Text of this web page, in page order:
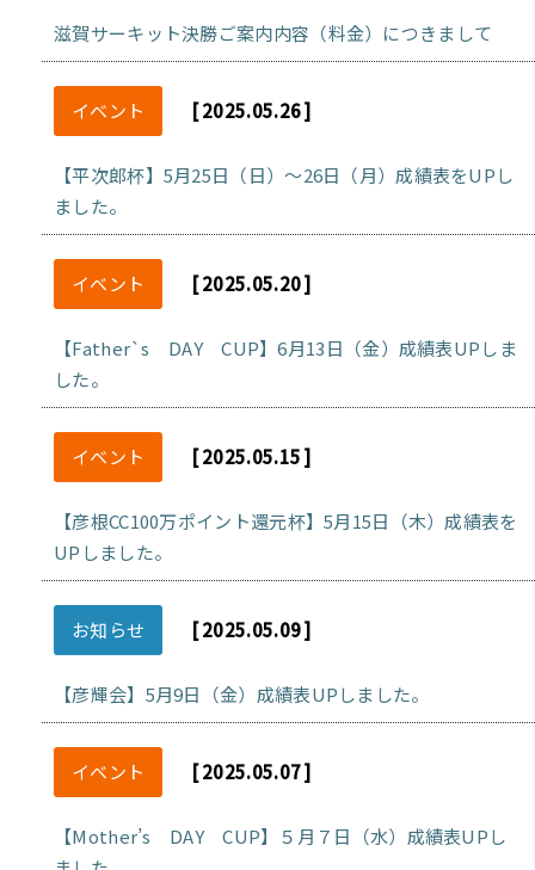
滋賀サーキット決勝ご案内内容（料金）につきまして
イベント [ 2025.05.26 ]
【平次郎杯】5月25日（日）～26日（月）成績表をUPし
ました。
イベント [ 2025.05.20 ]
【Father`s DAY CUP】6月13日（金）成績表UPしま
した。
イベント [ 2025.05.15 ]
【彦根CC100万ポイント還元杯】5月15日（木）成績表を
UPしました。
お知らせ [ 2025.05.09 ]
【彦輝会】5月9日（金）成績表UPしました。
イベント [ 2025.05.07 ]
【Mother’s DAY CUP】５月７日（水）成績表UPし